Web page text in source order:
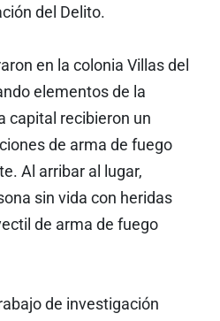
del Delito.
en la colonia Villas del
elementos de la
capital recibieron un
de arma de fuego
Al arribar al lugar,
sin vida con heridas
de arma de fuego
de investigación